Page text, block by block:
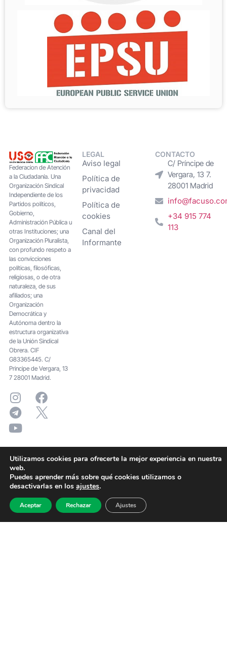
Federacion de Atención
a la Ciudadanía. Una
Organización Sindical
Independiente de los
Partidos políticos,
Gobierno,
Administración Pública u
otras Instituciones; una
Organización Pluralista,
con profundo respeto a
las convicciones
políticas, filosóficas,
religiosas, o de otra
naturaleza, de sus
afiliados; una
Organización
Democrática y
Autónoma dentro la
estructura organizativa
de la Unión Sindical
Obrera. CIF
G83365445. C/
Principe de Vergara, 13
7 28001 Madrid.
LEGAL
Aviso legal
Política de
privacidad
Política de
cookies
Canal del
Informante
CONTACTO
C/ Príncipe de
Vergara, 13 7.
28001 Madrid
+34 915 774
113
Utilizamos cookies para ofrecerte la mejor experiencia en nuestra
web.
Puedes aprender más sobre qué cookies utilizamos o
desactivarlas en los ajustes.
Aceptar Rechazar Ajustes